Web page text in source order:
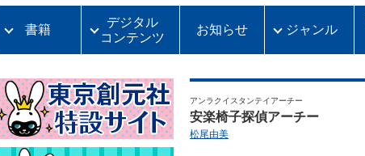
書籍
デジタル
コンテンツ
お知らせ ジャンル
アンラクイスタンテイアーチー
安楽椅子探偵アーチー
松尾由美